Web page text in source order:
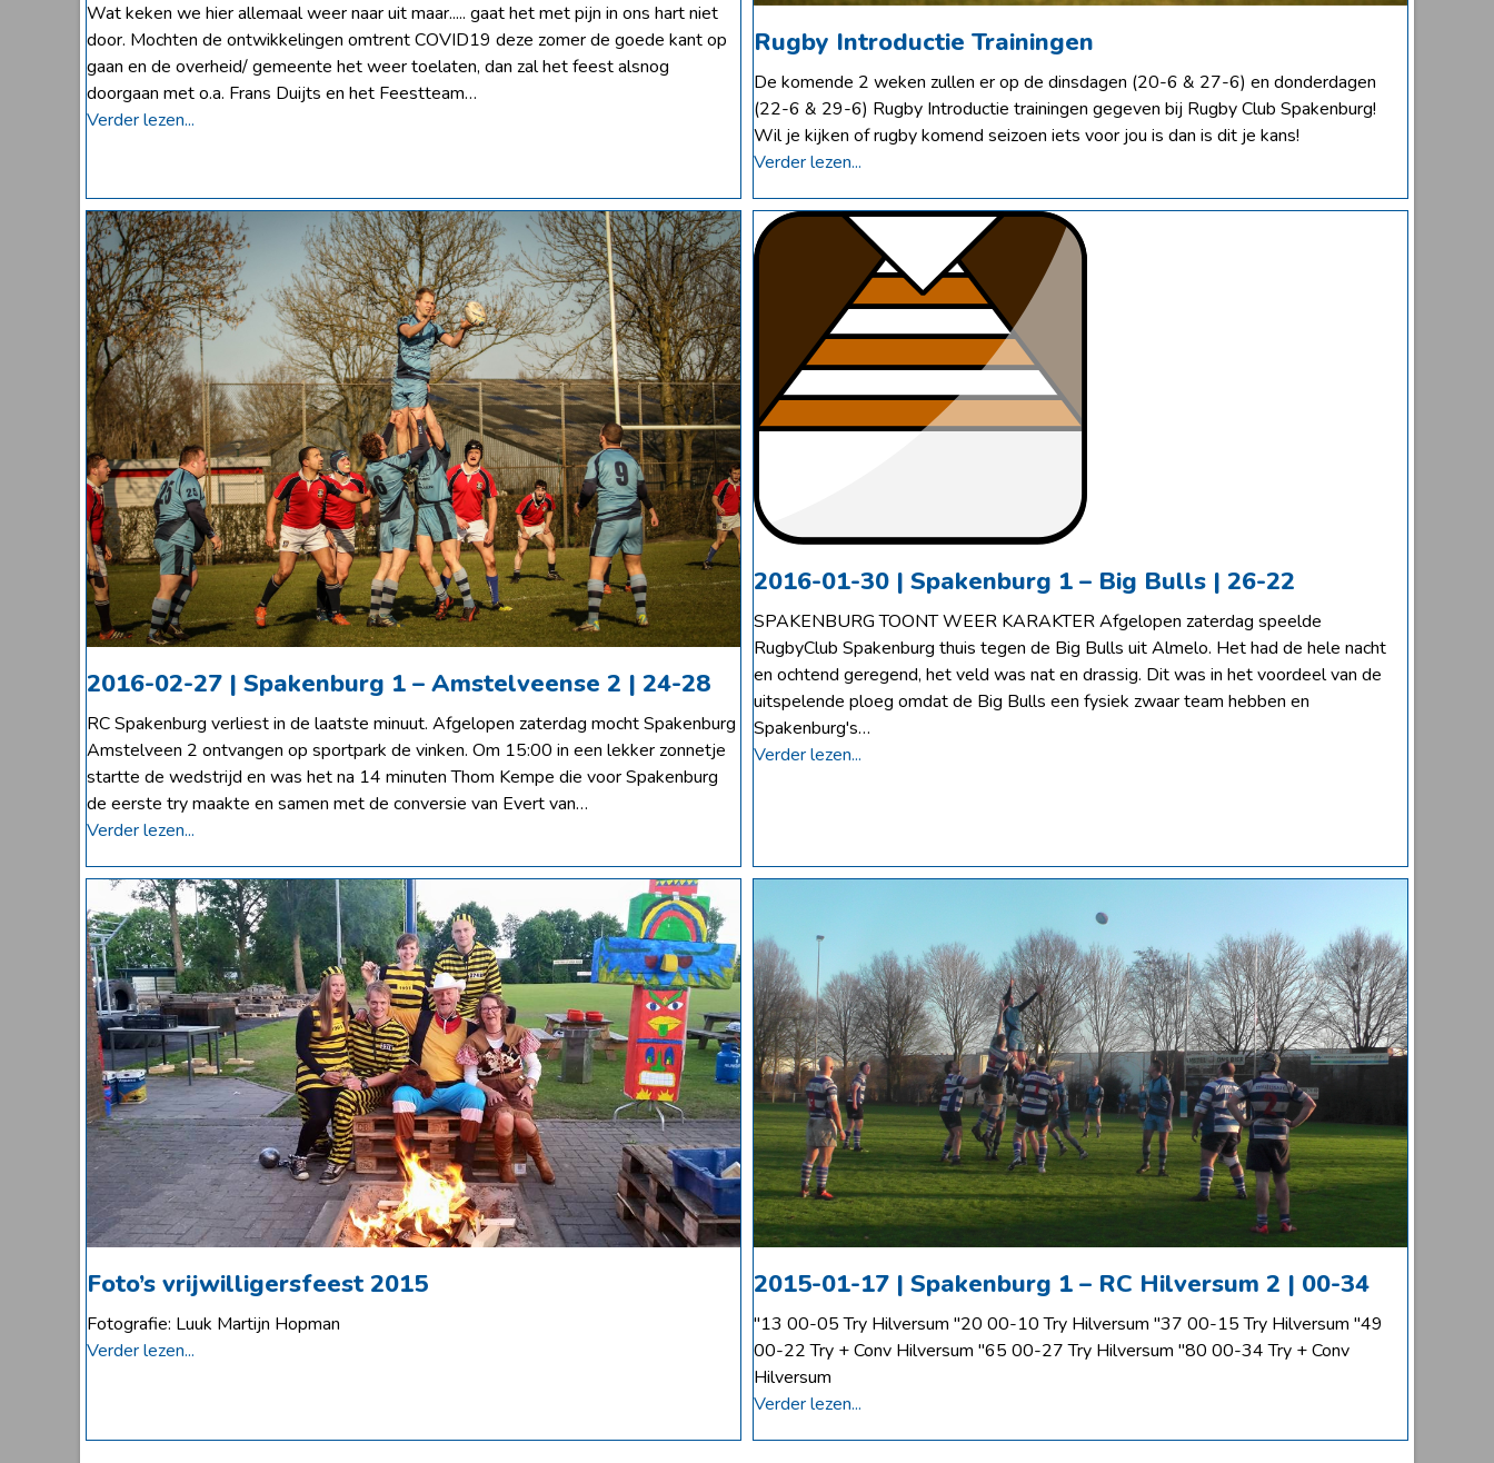
Wat keken we hier allemaal weer naar uit maar..... gaat het met pijn in ons hart niet
door. Mochten de ontwikkelingen omtrent COVID19 deze zomer de goede kant op
gaan en de overheid/ gemeente het weer toelaten, dan zal het feest alsnog
doorgaan met o.a. Frans Duijts en het Feestteam…
Verder lezen...
Rugby Introductie Trainingen
De komende 2 weken zullen er op de dinsdagen (20-6 & 27-6) en donderdagen
(22-6 & 29-6) Rugby Introductie trainingen gegeven bij Rugby Club Spakenburg!
Wil je kijken of rugby komend seizoen iets voor jou is dan is dit je kans!
Verder lezen...
2016-02-27 | Spakenburg 1 – Amstelveense 2 | 24-28
RC Spakenburg verliest in de laatste minuut. Afgelopen zaterdag mocht Spakenburg
Amstelveen 2 ontvangen op sportpark de vinken. Om 15:00 in een lekker zonnetje
startte de wedstrijd en was het na 14 minuten Thom Kempe die voor Spakenburg
de eerste try maakte en samen met de conversie van Evert van…
Verder lezen...
2016-01-30 | Spakenburg 1 – Big Bulls | 26-22
SPAKENBURG TOONT WEER KARAKTER Afgelopen zaterdag speelde
RugbyClub Spakenburg thuis tegen de Big Bulls uit Almelo. Het had de hele nacht
en ochtend geregend, het veld was nat en drassig. Dit was in het voordeel van de
uitspelende ploeg omdat de Big Bulls een fysiek zwaar team hebben en
Spakenburg's…
Verder lezen...
Foto’s vrijwilligersfeest 2015
Fotografie: Luuk Martijn Hopman
Verder lezen...
2015-01-17 | Spakenburg 1 – RC Hilversum 2 | 00-34
"13 00-05 Try Hilversum "20 00-10 Try Hilversum "37 00-15 Try Hilversum "49
00-22 Try + Conv Hilversum "65 00-27 Try Hilversum "80 00-34 Try + Conv
Hilversum
Verder lezen...